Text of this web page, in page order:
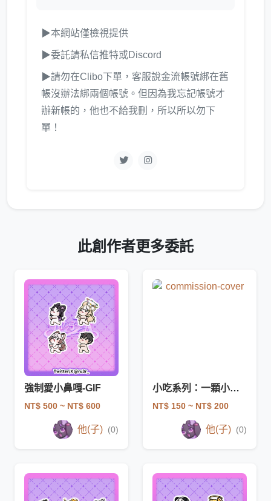
▶本網站僅檢視提供
▶委託請私信推特或Discord
▶請勿在Clibo下單，客服說金流帳號綁在舊
帳沒辦法綁兩個帳號。但因為我忘記帳號才
辦新帳的，他也不給我刪，所以所以勿下
單！
此創作者更多委託
強制愛小鼻嘎-GIF
NT$ 500 ~ NT$ 600
他(子) (0)
小吃系列：一顆小頭-PNG
NT$ 150 ~ NT$ 200
他(子) (0)